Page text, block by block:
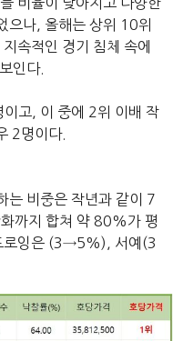
으나, 올해는 상위 10위
속적인 경기 침체 속에
인다.
고, 이 중에 2위 이배 작
2명이다.
는 비중은 작년과 같이 7
까지 합쳐 약 80%가 평
로잉은 (3→5%), 서예(3